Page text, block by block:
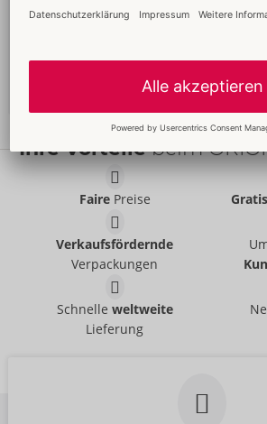
Ihre Vorteilebeim
FairePreise
Verkaufsfördernde
Verpackungen
Schnelle weltweite
Lieferung